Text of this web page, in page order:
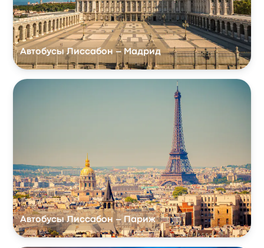
Автобусы Лиссабон – Мадрид
Автобусы Лиссабон – Париж